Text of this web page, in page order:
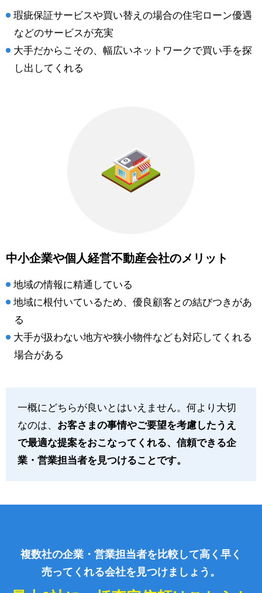
瑕疵保証サービスや買い替えの場合の住宅ローン優遇
などのサービスが充実
大手だからこその、幅広いネットワークで買い手を探
し出してくれる
中小企業や個人経営不動産会社のメリット
地域の情報に精通している
地域に根付いているため、優良顧客との結びつきがあ
る
大手が扱わない地方や狭小物件なども対応してくれる
場合がある
一概にどちらが良いとはいえません。何より大切
なのは、 お客さまの事情やご要望を考慮したうえ
で最適な提案をおこなってくれる、信頼できる企
業・営業担当者を見つけることです。
複数社の企業・営業担当者を比較して高く早く
売ってくれる会社を見つけましょう。